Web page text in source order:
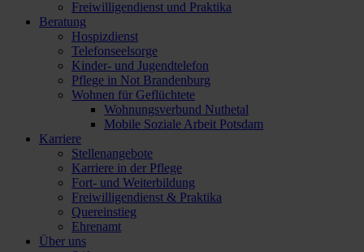
Freiwilligendienst und Praktika
Beratung
Hospizdienst
Telefonseelsorge
Kinder- und Jugendtelefon
Pflege in Not Brandenburg
Wohnen für Geflüchtete
Wohnungsverbund Nuthetal
Mobile Soziale Arbeit Potsdam
Karriere
Stellenangebote
Karriere in der Pflege
Fort- und Weiterbildung
Freiwilligendienst & Praktika
Quereinstieg
Ehrenamt
Über uns